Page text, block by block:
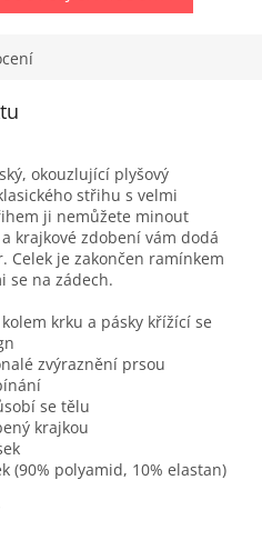
okouzlující plyšový
střihu s velmi
ji nemůžete minout
krajkové zdobení vám dodá
Celek je zakončen ramínkem
se na zádech.
krku a pásky křížící se
zvýraznění prsou
se tělu
krajkou
(90% polyamid, 10% elastan)